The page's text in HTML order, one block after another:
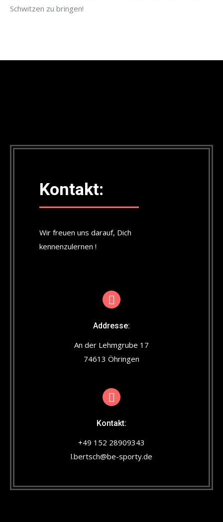
Schwitzen zu bringen!
Kontakt:
Wir freuen uns darauf, Dich
kennenzulernen !
Addresse:
An der Lehmgrube 17
74613 Öhringen
Kontakt:
+49 152 28909343
l.bertsch@be-sporty.de